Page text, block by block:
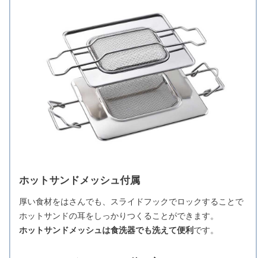
ホットサンドメッシュ付属
厚い食材をはさんでも、スライドフックでロックすることで
ホットサンドの耳をしっかりつくることができます。
ホットサンドメッシュは食洗器でも洗えて便利です。